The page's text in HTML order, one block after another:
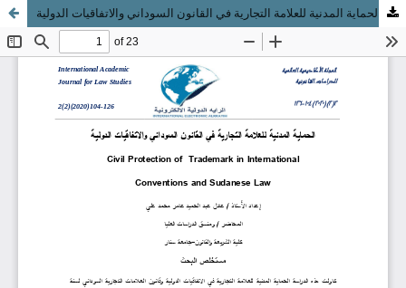
الحماية المدنية للعلامة التجارية في القانون السوداني والاتفاقيات الدولية